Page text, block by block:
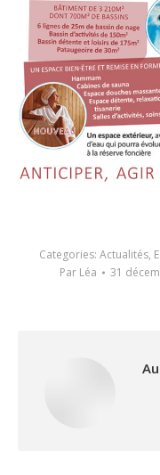
Categories: Actualités,
Par Léa 31